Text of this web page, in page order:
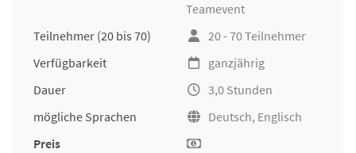
Teamevent
Teilnehmer (20 bis 70)
20 - 70 Teilnehmer
Verfügbarkeit
ganzjährig
Dauer
3,0 Stunden
mögliche Sprachen
Deutsch, Englisch
Preis